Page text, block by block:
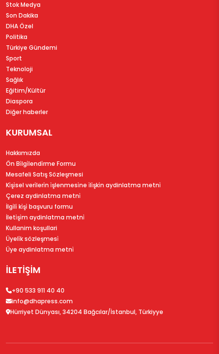
Stok Medya
Son Dakika
DHA Özel
Politika
Türkiye Gündemi
Sport
Teknoloji
Sağlık
Eğitim/Kültür
Diaspora
Diğer haberler
KURUMSAL
Hakkımızda
Ön Bi̇lgi̇lendi̇rme Formu
Mesafeli Satış Sözleşmesi
Ki̇şi̇sel veri̇leri̇n i̇şlenmesi̇ne i̇li̇şki̇n aydinlatma metni̇
Çerez aydinlatma metni̇
İlgi̇li̇ ki̇şi̇ başvuru formu
İleti̇şi̇m aydinlatma metni̇
Kullanim koşullari
Üyeli̇k sözleşmesi̇
Üye aydinlatma metni̇
İLETİŞİM
+90 533 911 40 40
info@dhapress.com
Hürriyet Dünyası, 34204 Bağcılar/İstanbul, Türkiyye